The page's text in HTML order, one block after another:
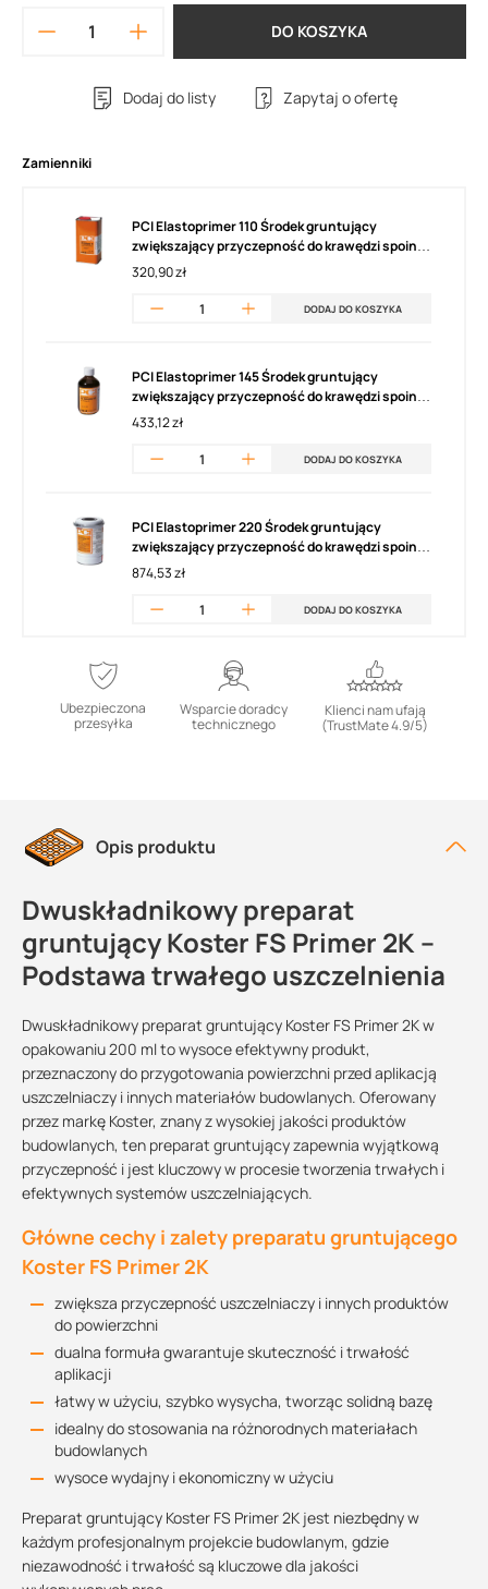
DO KOSZYKA
Dodaj do listy Zapytaj o ofertę
Zamienniki
PCI Elastoprimer 110 Środek gruntujący
zwiększający przyczepność do krawędzi spoin
(1l)
320,90 zł
DODAJ DO KOSZYKA
PCI Elastoprimer 145 Środek gruntujący
zwiększający przyczepność do krawędzi spoin
(250ml)
433,12 zł
DODAJ DO KOSZYKA
PCI Elastoprimer 220 Środek gruntujący
zwiększający przyczepność do krawędzi spoin
(1l)
874,53 zł
DODAJ DO KOSZYKA
Ubezpieczona
przesyłka
Wsparcie doradcy
technicznego
Klienci nam ufają
(TrustMate 4.9/5)
Opis produktu
Dwuskładnikowy preparat
gruntujący Koster FS Primer 2K –
Podstawa trwałego uszczelnienia
Dwuskładnikowy preparat gruntujący Koster FS Primer 2K w
opakowaniu 200 ml to wysoce efektywny produkt,
przeznaczony do przygotowania powierzchni przed aplikacją
uszczelniaczy i innych materiałów budowlanych. Oferowany
przez markę Koster, znany z wysokiej jakości produktów
budowlanych, ten preparat gruntujący zapewnia wyjątkową
przyczepność i jest kluczowy w procesie tworzenia trwałych i
efektywnych systemów uszczelniających.
Główne cechy i zalety preparatu gruntującego
Koster FS Primer 2K
zwiększa przyczepność uszczelniaczy i innych produktów
do powierzchni
dualna formuła gwarantuje skuteczność i trwałość
aplikacji
łatwy w użyciu, szybko wysycha, tworząc solidną bazę
idealny do stosowania na różnorodnych materiałach
budowlanych
wysoce wydajny i ekonomiczny w użyciu
Preparat gruntujący Koster FS Primer 2K jest niezbędny w
każdym profesjonalnym projekcie budowlanym, gdzie
niezawodność i trwałość są kluczowe dla jakości